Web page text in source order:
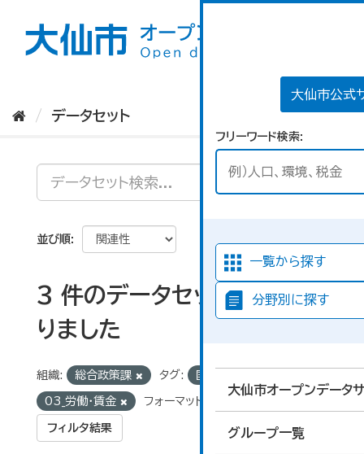
大仙市公式
フリーワード検索
一覧から探す
分野別に探す
大仙市オープンデータ
グループ一覧
データセット
並び順
3 件のデータセットが見つか
りました
組織: 総合政策課 タグ: 国勢調査
03_労働・賃金 フォーマット:
フィルタ結果